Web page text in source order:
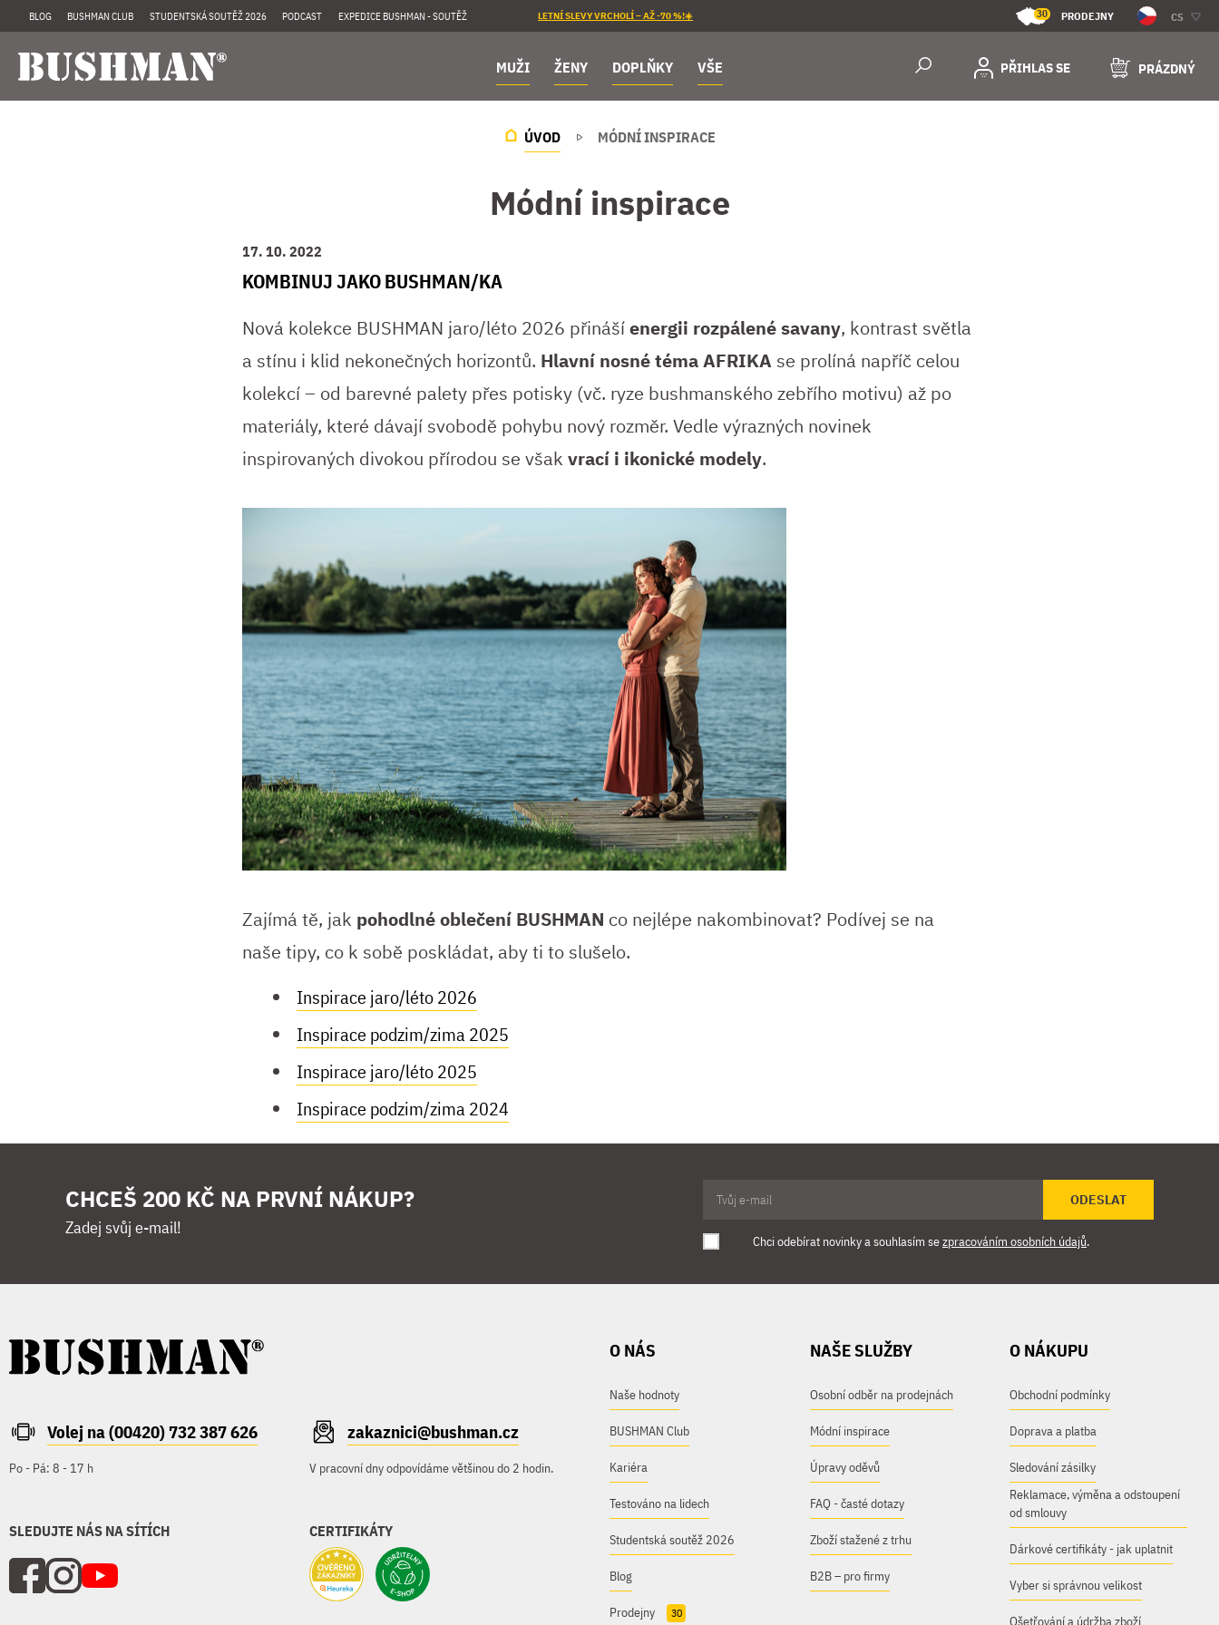
BLOG BUSHMAN CLUB STUDENTSKÁ SOUTĚŽ 2026 PODCAST EXPEDICE BUSHMAN - SOUTĚŽ LETNÍ SLEVY VRCHOLÍ – AŽ -70 %!☀️ 30 PRODEJNY CS
MUŽI ŽENY DOPLŇKY VŠE PŘIHLAS SE PRÁZDNÝ
ÚVOD MÓDNÍ INSPIRACE
Módní inspirace
17. 10. 2022
KOMBINUJ JAKO BUSHMAN/KA
Nová kolekce BUSHMAN jaro/léto 2026 přinášíenergii rozpálené savany, kontrast světla
a stínu i klid nekonečných horizontů. Hlavní nosné téma AFRIKA se prolíná napříč celou
kolekcí – od barevné palety přes potisky (vč. ryze bushmanského zebřího motivu) až po
materiály, které dávají svobodě pohybu nový rozměr. Vedle výrazných novinek
inspirovaných divokou přírodou se však vrací i ikonické modely.
Zajímá tě, jak pohodlné oblečení BUSHMAN co nejlépe nakombinovat? Podívej se na
naše tipy, co k sobě poskládat, aby ti to slušelo.
Inspirace jaro/léto 2026
Inspirace podzim/zima 2025
Inspirace jaro/léto 2025
Inspirace podzim/zima 2024
CHCEŠ 200 KČ NA PRVNÍ NÁKUP?
Zadej svůj e-mail!
ODESLAT
Chci odebírat novinky a souhlasím sezpracováním osobních údajů.
Volej na (00420) 732 387 626
Po - Pá: 8 - 17 h
zakaznici@bushman.cz
V pracovní dny odpovídáme většinou do 2 hodin.
SLEDUJTE NÁS NA SÍTÍCH CERTIFIKÁTY
O NÁS
Naše hodnoty
BUSHMAN Club
Kariéra
Testováno na lidech
Studentská soutěž 2026
Blog
Prodejny 30
NAŠE SLUŽBY
Osobní odběr na prodejnách
Módní inspirace
Úpravy oděvů
FAQ - časté dotazy
Zboží stažené z trhu
B2B – pro firmy
O NÁKUPU
Obchodní podmínky
Doprava a platba
Sledování zásilky
Reklamace, výměna a odstoupení
od smlouvy
Dárkové certifikáty - jak uplatnit
Vyber si správnou velikost
Ošetřování a údržba zboží